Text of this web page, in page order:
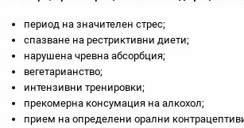
период на значителен стрес;
спазване на рестриктивни диети;
нарушена чревна абсорбция;
вегетарианство;
интензивни тренировки;
прекомерна консумация на алкохол;
прием на определени орални